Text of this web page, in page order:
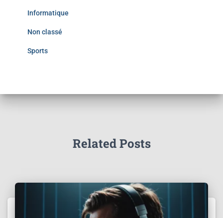
Informatique
Non classé
Sports
Related Posts